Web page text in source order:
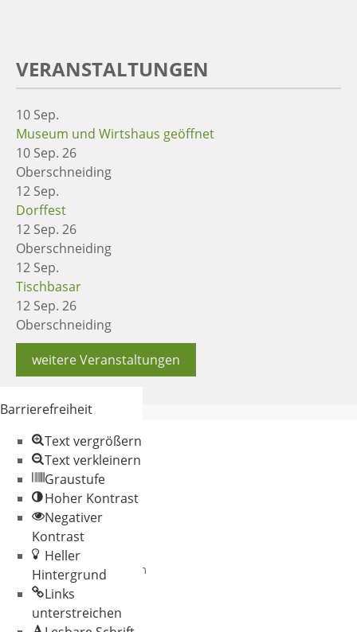
VERANSTALTUNGEN
10 Sep.
Museum und Wirtshaus geöffnet
10 Sep. 26
Oberschneiding
12 Sep.
Dorffest
12 Sep. 26
Oberschneiding
12 Sep.
Tischbasar
12 Sep. 26
Oberschneiding
weitere Veranstaltungen
© 2026 Gemeinde
Oberschneiding
Datenschutz
Impressum
Barrierefreiheit
Text vergrößern
Text verkleinern
Graustufe
Hoher Kontrast
Negativer
Kontrast
Heller
Hintergrund
Links
unterstreichen